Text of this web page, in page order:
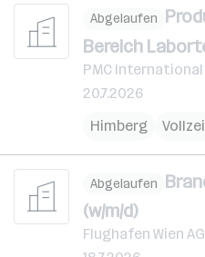
Abgelaufen
Bereich
PMC International
20.7.2026
Himberg
Abgelaufen
(w/m/d)
Flughafen Wien AG